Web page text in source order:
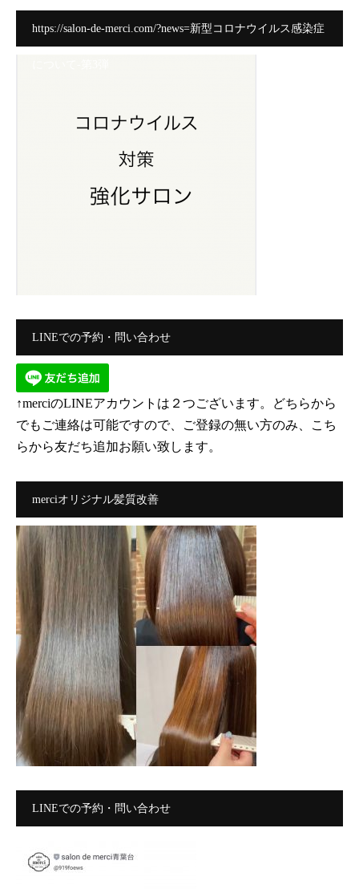
https://salon-de-merci.com/?news=新型コロナウイルス感染症
LINEでの予約・問い合わせ
↑merciのLINEアカウントは２つございます。どちらから
でもご連絡は可能ですので、ご登録の無い方のみ、こち
らから友だち追加お願い致します。
merciオリジナル髪質改善
LINEでの予約・問い合わせ